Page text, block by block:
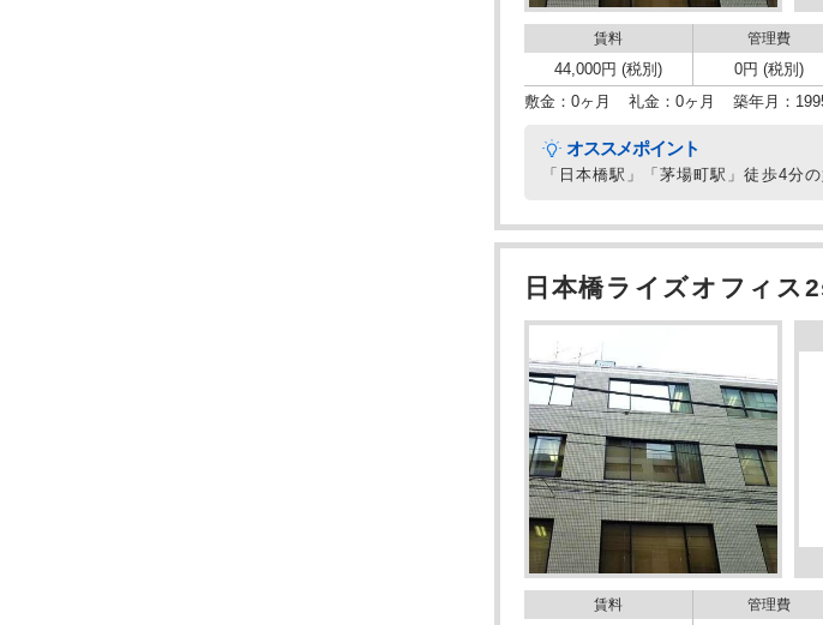
賃料 管理費
44,000円 (税別) 0円 (税別)
敷金：0ヶ月
礼金：0ヶ月 築年月：
オススメポイント
「日本橋駅」「茅場町駅」徒歩4分
日本橋ライズオフィ
賃料 管理費